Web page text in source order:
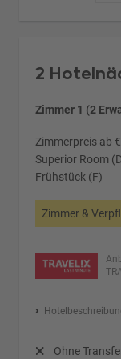
2
Zimmer 1 (2
Zimmerpreis ab
Superior Room
Frühstück (F)
Zimmer &
Ohne